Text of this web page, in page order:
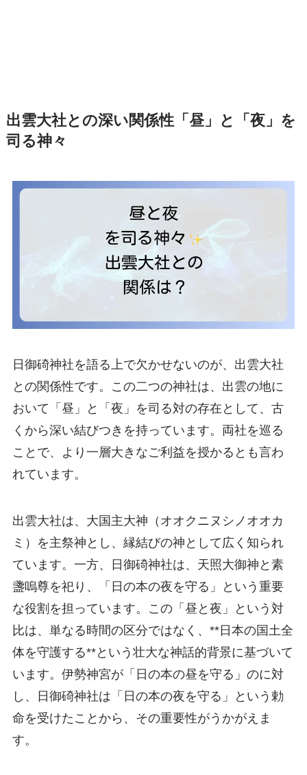
出雲大社との深い関係性「昼」と「夜」を
司る神々
日御碕神社を語る上で欠かせないのが、出雲大社
との関係性です。この二つの神社は、出雲の地に
おいて「昼」と「夜」を司る対の存在として、古
くから深い結びつきを持っています。両社を巡る
ことで、より一層大きなご利益を授かるとも言わ
れています。
出雲大社は、大国主大神（オオクニヌシノオオカ
ミ）を主祭神とし、縁結びの神として広く知られ
ています。一方、日御碕神社は、天照大御神と素
盞嗚尊を祀り、「日の本の夜を守る」という重要
な役割を担っています。この「昼と夜」という対
比は、単なる時間の区分ではなく、**日本の国土全
体を守護する**という壮大な神話的背景に基づいて
います。伊勢神宮が「日の本の昼を守る」のに対
し、日御碕神社は「日の本の夜を守る」という勅
命を受けたことから、その重要性がうかがえま
す。